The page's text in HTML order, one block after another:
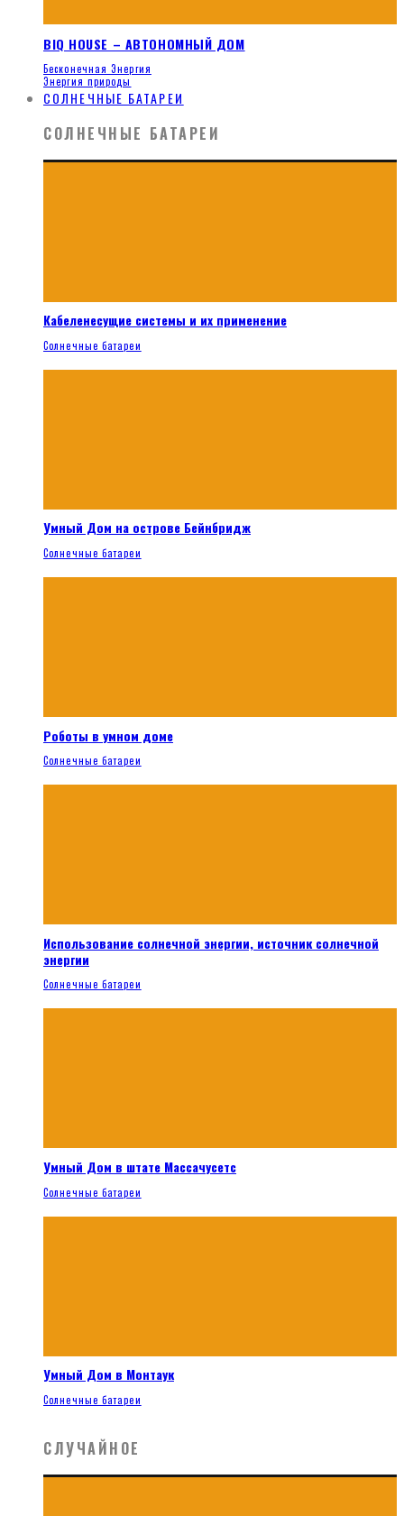
BIQ HOUSE – АВТОНОМНЫЙ ДОМ
Бесконечная Энергия
Энергия природы
СОЛНЕЧНЫЕ БАТАРЕИ
СОЛНЕЧНЫЕ БАТАРЕИ
Кабеленесущие системы и их применение
Солнечные батареи
Умный Дом на острове Бейнбридж
Солнечные батареи
Роботы в умном доме
Солнечные батареи
Использование солнечной энергии, источник солнечной
энергии
Солнечные батареи
Умный Дом в штате Массачусетс
Солнечные батареи
Умный Дом в Монтаук
Солнечные батареи
СЛУЧАЙНОЕ